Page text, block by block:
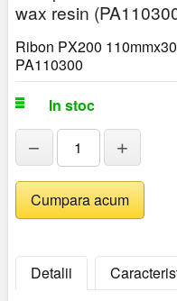
wax resin
Ribon PX200
PA110300
In stoc
− +
Detalii